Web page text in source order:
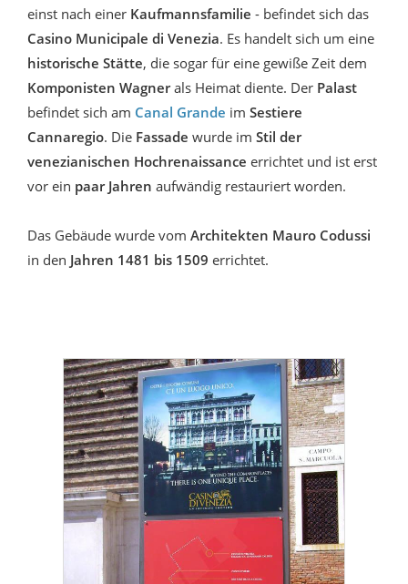
einst nach einer Kaufmannsfamilie - befindet sich das
Casino Municipale di Venezia. Es handelt sich um eine
historische Stätte, die sogar für eine gewiße Zeit dem
Komponisten Wagnerals Heimat diente. Der Palast
befindet sich am Canal Grande im Sestiere
Cannaregio. Die Fassade wurde im Stil der
venezianischen Hochrenaissance errichtet und ist erst
vor ein paar Jahren aufwändig restauriert worden.
Das Gebäude wurde vom Architekten Mauro Codussi
in den Jahren 1481 bis 1509 errichtet.